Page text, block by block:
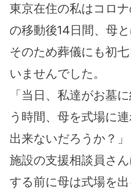
東京在住の私はコロ
の移動後14日間、母
そのため葬儀にも初
いませんでした。
「当日、私達がお墓
う時間、母を式場に
出来ないだろうか？」
施設の支援相談員さ
する前に母は式場を